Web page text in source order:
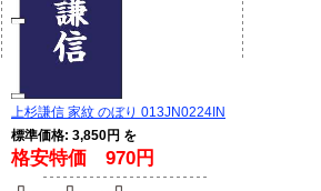
上杉謙信 家紋 のぼり 013JN0224IN
標準価格: 3,850円 を
格安特価 970円